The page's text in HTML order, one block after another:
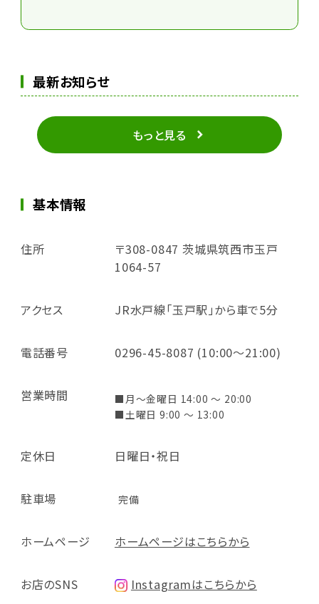
最新お知らせ
もっと見る
基本情報
住所
〒308-0847 茨城県筑西市玉戸
1064-57
アクセス JR水戸線「玉戸駅」から車で5分
電話番号 0296-45-8087 (10:00～21:00)
営業時間
■月～金曜日 14:00 ～ 20:00
■土曜日 9:00 ～ 13:00
定休日 日曜日・祝日
駐車場 完備
ホームページ ホームページはこちらから
お店のSNS Instagramはこちらから